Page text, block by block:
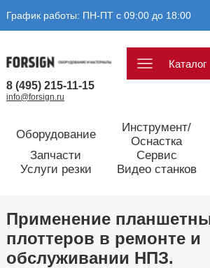
График работы: ПН-ПТ с 09:00 до 18:00
Каталог
8 (495) 215-11-15
info@forsign.ru
Оборудование
Инструмент/
Оснастка
Запчасти
Сервис
Услуги резки
Видео станков
Применение
плоттеров в ремонте и
обслуживании НПЗ.